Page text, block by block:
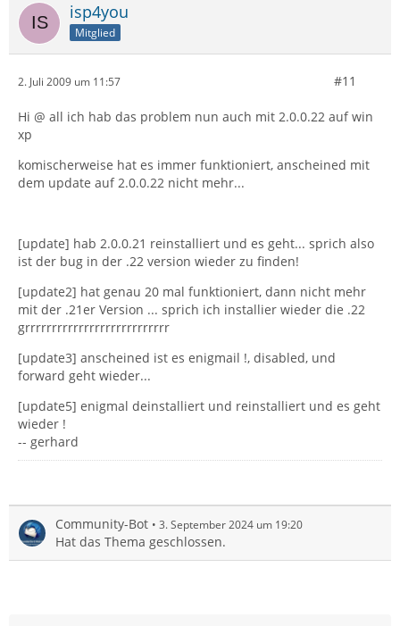
isp4you
Mitglied
2. Juli 2009 um 11:57 #11
Hi @ all ich hab das problem nun auch mit 2.0.0.22 auf win
xp
komischerweise hat es immer funktioniert, anscheined mit
dem update auf 2.0.0.22 nicht mehr...
[update] hab 2.0.0.21 reinstalliert und es geht... sprich also
ist der bug in der .22 version wieder zu finden!
[update2] hat genau 20 mal funktioniert, dann nicht mehr
mit der .21er Version ... sprich ich installier wieder die .22
grrrrrrrrrrrrrrrrrrrrrrrrrrr
[update3] anscheined ist es enigmail !, disabled, und
forward geht wieder...
[update5] enigmal deinstalliert und reinstalliert und es geht
wieder !
-- gerhard
Community-Bot 3. September 2024 um 19:20
Hat das Thema geschlossen.